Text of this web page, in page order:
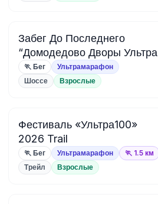
Забег До Последнего
“Домодедово Дворы Ультра
🏃 Бег Ультрамарафон
Шоссе Взрослые
Фестиваль «Ультра100»
2026 Trail
🏃 Бег Ультрамарафон 🏃 1.5 км
Трейл Взрослые